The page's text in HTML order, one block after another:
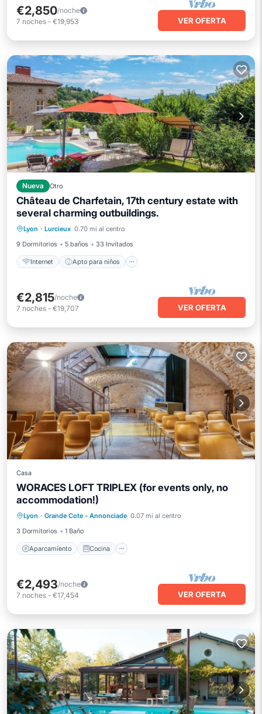
€2,850/noche
7 noches - €19,953 VER OFERTA
Nueva Otro
Château de Charfetain, 17th century estate with
several charming outbuildings.
Lyon · Lurcieux 0.70 mi al centro
9 Dormitorios
5 baños 33 Invitados
Internet Apto para niños
Internet Apto para niños
Ropa de cama
€2,815/noche
7 noches - €19,707 VER OFERTA
Casa
WORACES LOFT TRIPLEX (for events only, no
accommodation!)
Lyon · Grande Cote - Annonciade 0.07 mi al centro
3 Dormitorios
1 Baño
Aparcamiento Cocina
Aparcamiento
Apto para niños
€2,493/noche
7 noches - €17,454 VER OFERTA